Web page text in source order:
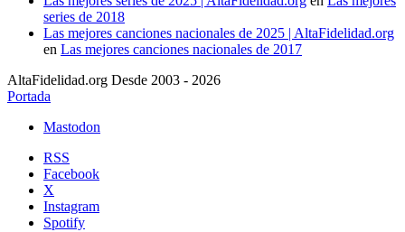
series de 2018
Las mejores canciones nacionales de 2025 | AltaFidelidad.org
en Las mejores canciones nacionales de 2017
AltaFidelidad.org Desde 2003 - 2026
Portada
Mastodon
RSS
Facebook
X
Instagram
Spotify